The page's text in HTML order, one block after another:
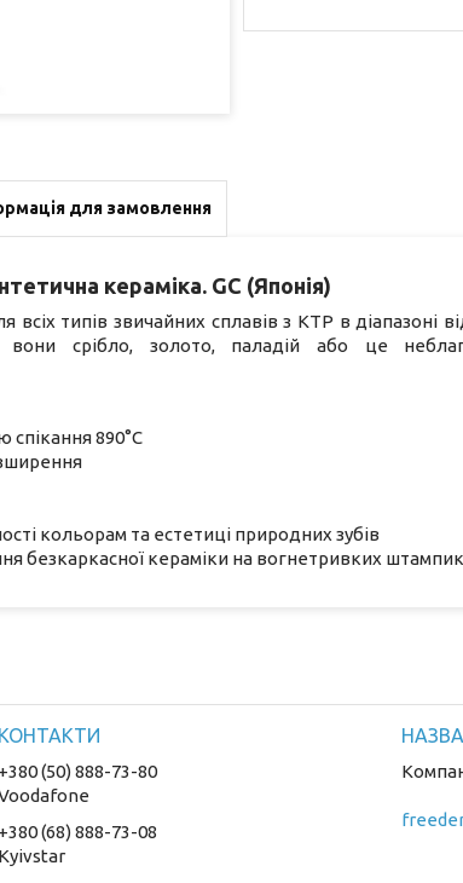
для замовлення
кераміка. GC (Японія)
типів звичайних сплавів з КТР в діапазоні
вони срібло, золото, паладій або це
890°C
кольорам та естетиці природних зубів
безкаркасної кераміки на вогнетривких
+380 (50) 888-73-80
+380 (68) 888-73-08
Kyivstar